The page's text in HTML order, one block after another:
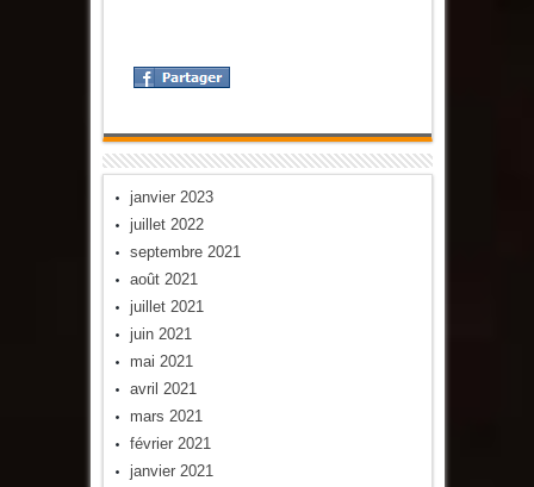
janvier 2023
juillet 2022
septembre 2021
août 2021
juillet 2021
juin 2021
mai 2021
avril 2021
mars 2021
février 2021
janvier 2021